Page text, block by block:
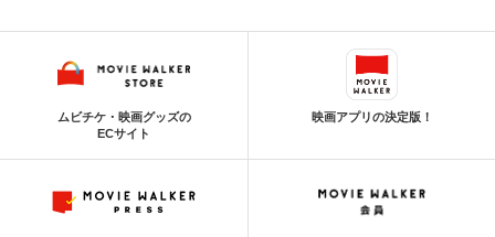
ムビチケ・映画グッズの
ECサイト
映画アプリの決定版！